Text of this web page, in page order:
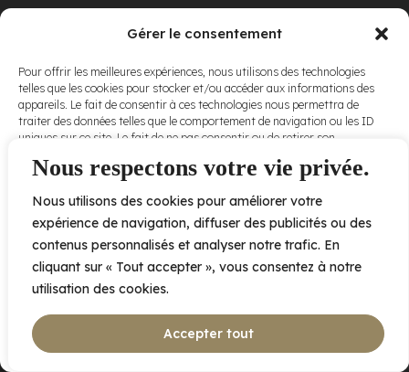
Nous respectons votre vie privée.
Nous utilisons des cookies pour améliorer votre
expérience de navigation, diffuser des publicités ou des
contenus personnalisés et analyser notre trafic. En
cliquant sur « Tout accepter », vous consentez à notre
utilisation des cookies.
Accepter tout
Gérer le consentement
Pour offrir les meilleures expériences, nous utilisons des technologies
telles que les cookies pour stocker et/ou accéder aux informations des
appareils. Le fait de consentir à ces technologies nous permettra de
traiter des données telles que le comportement de navigation ou les ID
uniques sur ce site. Le fait de ne pas consentir ou de retirer son
et fonctions.
Accepter
Refuser
conditions
d’utilisationet
nospolitiques
de
confidentialité .
2005 av. de Bois-de-Boulogne, Laval QC H7N 0J7